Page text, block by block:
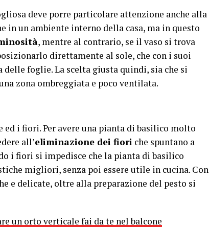
deve porre particolare attenzione anche alla
in un ambiente interno della casa, ma in questo
, mentre al contrario, se il vaso si trova
direttamente al sole, che con i suoi
foglie. La scelta giusta quindi, sia che si
zona ombreggiata e poco ventilata.
i fiori. Per avere una pianta di basilico molto
all’eliminazione dei fiori che spuntano a
i fiori si impedisce che la pianta di basilico
migliori, senza poi essere utile in cucina. Con
e delicate, oltre alla preparazione del pesto si
un orto verticale fai da te nel balcone